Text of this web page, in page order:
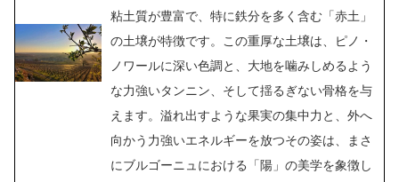
粘土質が豊富で、特に鉄分を多く含む「赤土」
の土壌が特徴です。この重厚な土壌は、ピノ・
ノワールに深い色調と、大地を噛みしめるよう
な力強いタンニン、そして揺るぎない骨格を与
えます。溢れ出すような果実の集中力と、外へ
向かう力強いエネルギーを放つその姿は、まさ
にブルゴーニュにおける「陽」の美学を象徴し